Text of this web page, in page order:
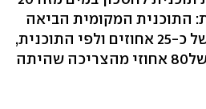
התוכנית המקומית הביאה
לחיסכון במים בשיעור של כ-25 אחוזים ולפי התוכנית,
כל צרכן מקבל הקצבה של80 אחוזי מהצריכה שהיתה